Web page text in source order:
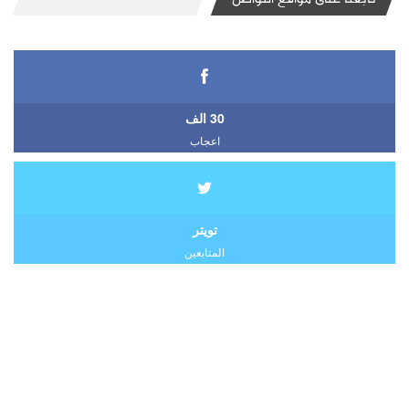
30 الف
اعجاب
تويتر
المتابعين